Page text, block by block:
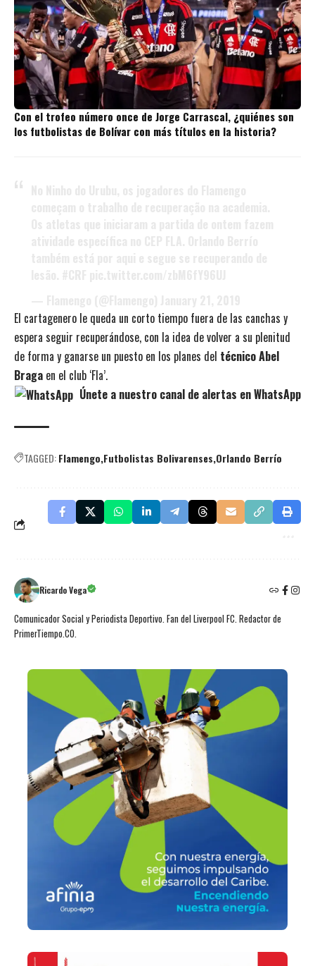
Con el trofeo número once de Jorge Carrascal, ¿quiénes son
los futbolistas de Bolívar con más títulos en la historia?
El cartagenero le queda un corto tiempo fuera de las canchas y
espera seguir recuperándose, con la idea de volver a su plenitud
de forma y ganarse un puesto en los planes del técnico Abel
Braga en el club ‘Fla’.
Únete a nuestro canal de alertas en WhatsApp
TAGGED:Flamengo Futbolistas Bolivarenses Orlando Berrío
Ricardo Vega
Comunicador Social y Periodista Deportivo. Fan del Liverpool FC. Redactor de
PrimerTiempo.CO.